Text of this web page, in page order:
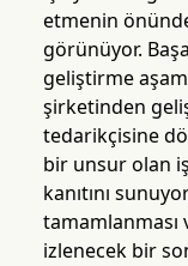
etmenin
görünüyor.
geliştirme
şirketinden
tedarikçisine
bir unsur olan
kanıtını
tamamlanması
izlenecek bir